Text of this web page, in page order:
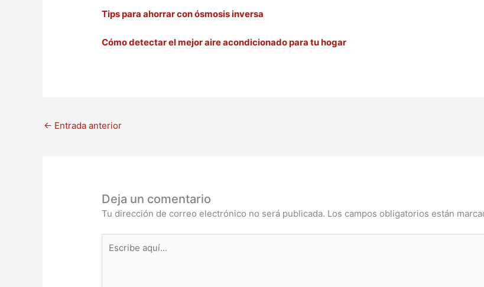
Tips para ahorrar con ósmosis inversa
Cómo detectar el mejor aire acondicionado para tu hogar
← Entrada anterior
Deja un comentario
Tu dirección de correo electrónico no será publicada. Los campos obligatorios están
aquí...